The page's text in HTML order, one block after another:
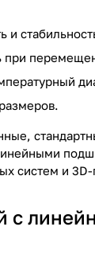
и
при
систем и
с